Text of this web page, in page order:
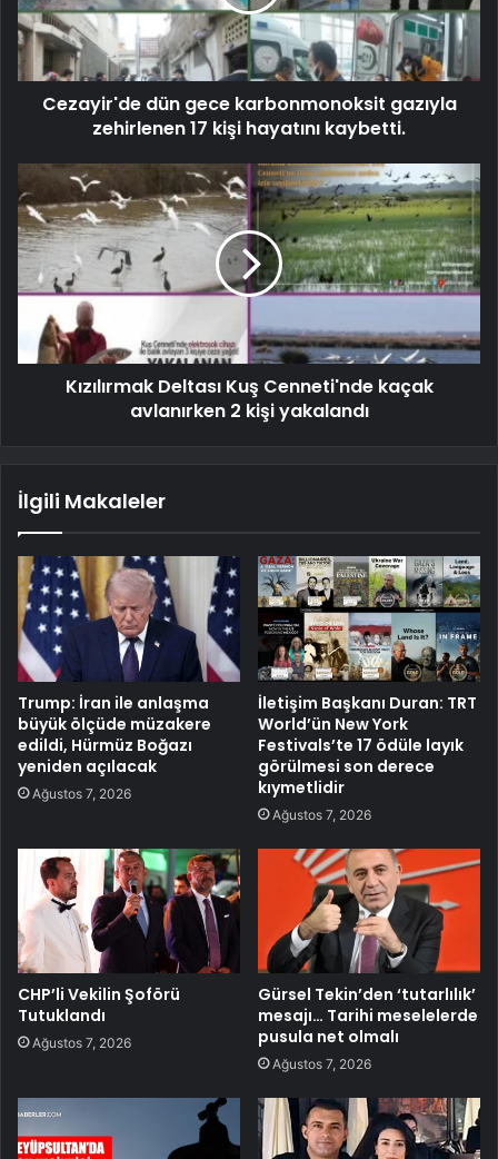
Cezayir'de dün gece karbonmonoksit gazıyla
zehirlenen 17 kişi hayatını kaybetti.
Kızılırmak Deltası Kuş Cenneti'nde kaçak
avlanırken 2 kişi yakalandı
İlgili Makaleler
Trump: İran ile anlaşma
büyük ölçüde müzakere
edildi, Hürmüz Boğazı
yeniden açılacak
Ağustos 7, 2026
İletişim Başkanı Duran: TRT
World’ün New York
Festivals’te 17 ödüle layık
görülmesi son derece
kıymetlidir
Ağustos 7, 2026
CHP’li Vekilin Şoförü
Tutuklandı
Ağustos 7, 2026
Gürsel Tekin’den ‘tutarlılık’
mesajı… Tarihi meselelerde
pusula net olmalı
Ağustos 7, 2026